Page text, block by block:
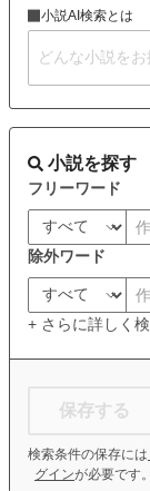
小説AI検索とは
小説を探す
フリーワード
除外ワード
+ さらに詳しく
保存する
検索条件の保存には
グインが必要です。